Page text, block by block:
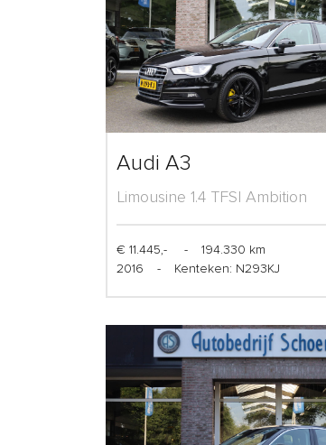
Audi A3
Limousine 1.4 TFSI Ambition
€ 11.445,- -
194.330 km
2016
- Kenteken: N293KJ